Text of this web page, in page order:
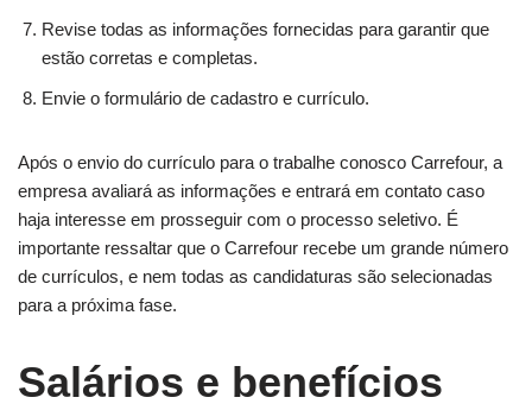
Revise todas as informações fornecidas para garantir que
estão corretas e completas.
Envie o formulário de cadastro e currículo.
Após o envio do currículo para o trabalhe conosco Carrefour, a
empresa avaliará as informações e entrará em contato caso
haja interesse em prosseguir com o processo seletivo. É
importante ressaltar que o Carrefour recebe um grande número
de currículos, e nem todas as candidaturas são selecionadas
para a próxima fase.
Salários e benefícios